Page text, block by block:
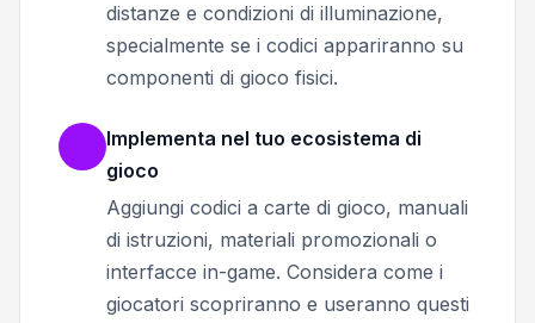
distanze e condizioni di illuminazione,
specialmente se i codici appariranno su
componenti di gioco fisici.
Implementa nel tuo ecosistema di
gioco
Aggiungi codici a carte di gioco, manuali
di istruzioni, materiali promozionali o
interfacce in-game. Considera come i
giocatori scopriranno e useranno questi